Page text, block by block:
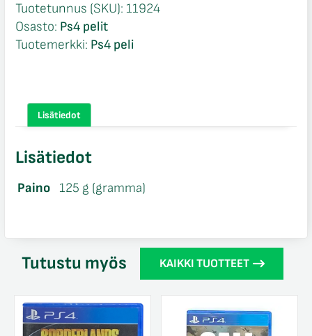
loose
Ps4
määrä
Tuotetunnus (SKU): 11924
Osasto: Ps4 pelit
Tuotemerkki: Ps4 peli
Lisätiedot
Lisätiedot
Paino 125 g (gramma)
Tutustu myös KAIKKI TUOTTEET